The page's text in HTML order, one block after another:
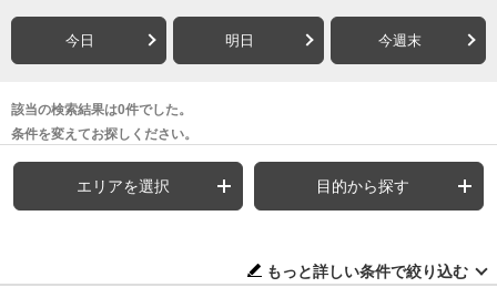
今日 明日 今週末
該当の検索結果は0件でした。
条件を変えてお探しください。
エリアを選択 目的から探す
もっと詳しい条件で絞り込む